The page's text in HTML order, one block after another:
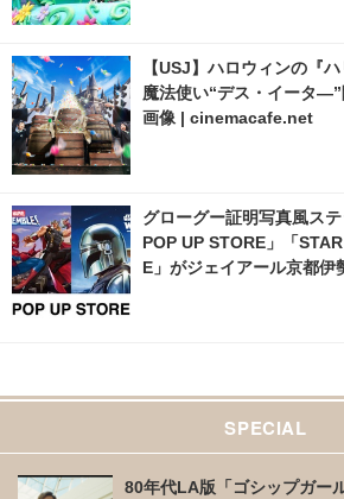
【USJ】ハロウィンの『
魔法使い“デス・イータ―”
画像 | cinemacafe.net
グローグー証明写真風ス
POP UP STORE」「
E」がジェイアール京都伊
SPECIAL
80年代LA版「ゴシップガー